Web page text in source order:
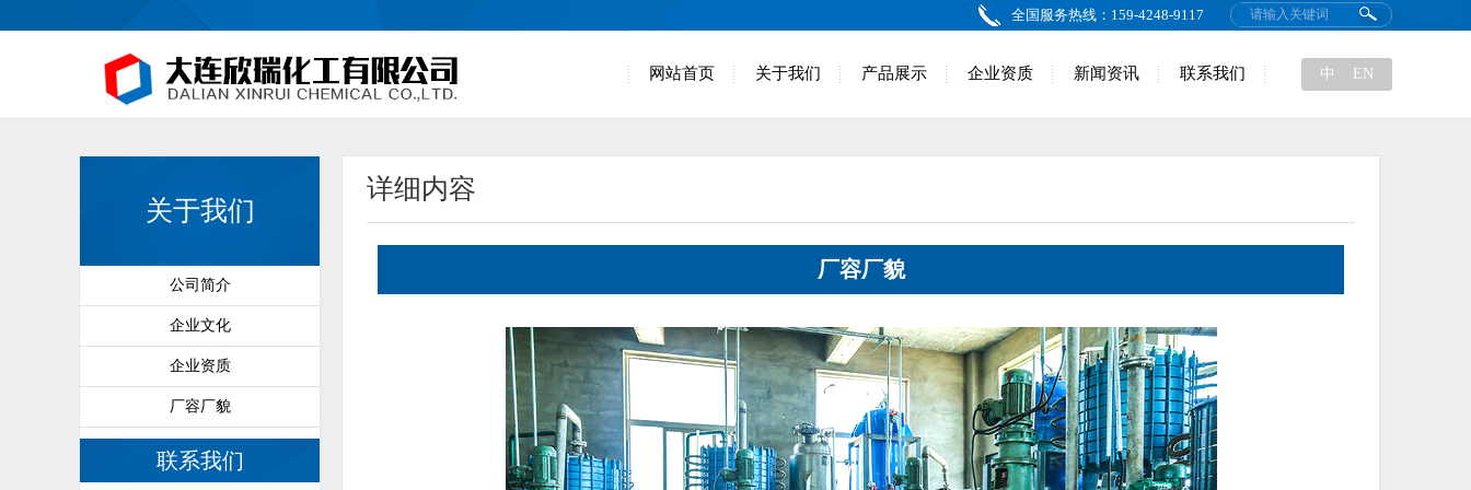
全国服务热线：159-4248-9117
网站首页 关于我们 产品展示 企业资质 新闻资讯 联系我们 中 EN
关于我们
公司简介
企业文化
企业资质
厂容厂貌
联系我们
详细内容
厂容厂貌